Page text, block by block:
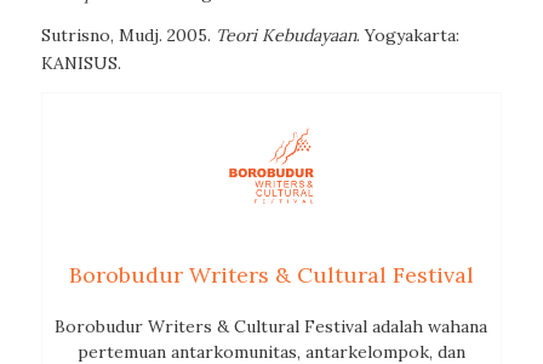
Sutrisno, Mudj. 2005. Teori Kebudayaan. Yogyakarta:
KANISUS.
Borobudur Writers & Cultural Festival
Borobudur Writers & Cultural Festival adalah wahana
pertemuan antarkomunitas, antarkelompok, dan